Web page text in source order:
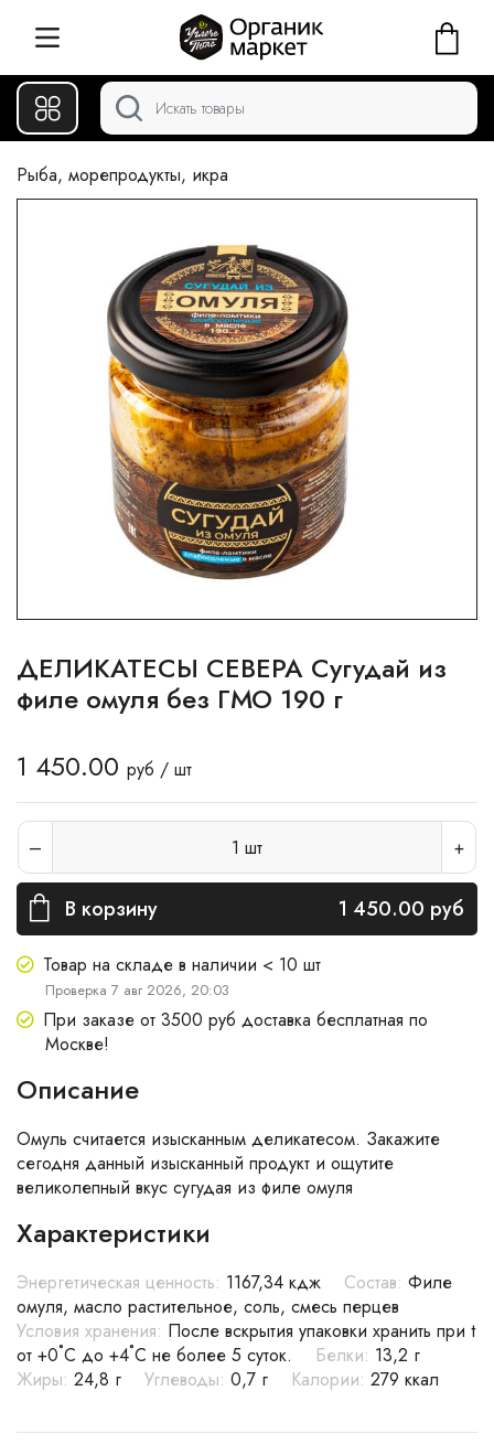
Рыба, морепродукты, икра
ДЕЛИКАТЕСЫ СЕВЕРА Сугудай из
филе омуля без ГМО 190 г
1 450.00 руб / шт
1 шт
В корзину 1 450.00 руб
Товар на складе в наличии < 10 шт
Проверка 7 авг 2026, 20:03
При заказе от 3500 руб доставка бесплатная по
Москве!
Описание
Омуль считается изысканным деликатесом. Закажите
сегодня данный изысканный продукт и ощутите
великолепный вкус сугудая из филе омуля
Характеристики
Энергетическая ценность: 1167,34 кдж Состав: Филе
омуля, масло растительное, соль, смесь перцев
Условия хранения: После вскрытия упаковки хранить при t
от +0˚C до +4˚C не более 5 суток.
Белки: 13,2 г
Жиры: 24,8 г Углеводы: 0,7 г Калории: 279 ккал